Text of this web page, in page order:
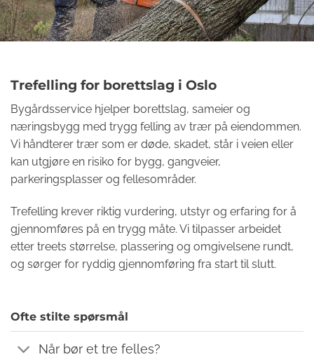
Trefelling for borettslag i Oslo
Bygårdsservice hjelper borettslag, sameier og
næringsbygg med trygg felling av trær på eiendommen.
Vi håndterer trær som er døde, skadet, står i veien eller
kan utgjøre en risiko for bygg, gangveier,
parkeringsplasser og fellesområder.
Trefelling krever riktig vurdering, utstyr og erfaring for å
gjennomføres på en trygg måte. Vi tilpasser arbeidet
etter treets størrelse, plassering og omgivelsene rundt,
og sørger for ryddig gjennomføring fra start til slutt.
Ofte stilte spørsmål
Når bør et tre felles?